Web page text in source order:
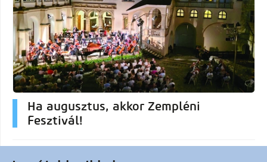
Ha augusztus, akkor Zempléni
Fesztivál!